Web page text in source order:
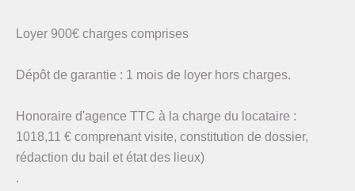
Loyer 900€ charges comprises
Dépôt de garantie : 1 mois de loyer hors charges.
Honoraire d'agence TTC à la charge du locataire :
1018,11 € comprenant visite, constitution de dossier,
rédaction du bail et état des lieux)
.